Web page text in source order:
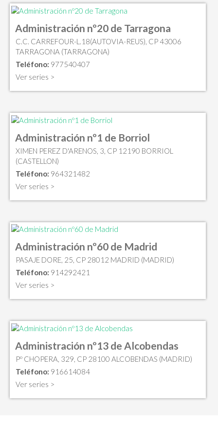
Administración nº20 de Tarragona
C.C. CARREFOUR-L.18(AUTOVIA-REUS), CP 43006
TARRAGONA (TARRAGONA)
Teléfono: 977540407
Ver series >
Administración nº1 de Borriol
XIMEN PEREZ D'ARENOS, 3, CP 12190 BORRIOL
(CASTELLON)
Teléfono: 964321482
Ver series >
Administración nº60 de Madrid
PASAJE DORE, 25, CP 28012 MADRID (MADRID)
Teléfono: 914292421
Ver series >
Administración nº13 de Alcobendas
Pº CHOPERA, 329, CP 28100 ALCOBENDAS (MADRID)
Teléfono: 916614084
Ver series >